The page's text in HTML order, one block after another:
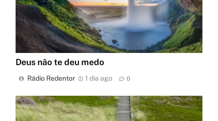
Deus não te deu medo
Rádio Redentor 1 dia ago 0